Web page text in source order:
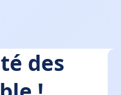
des